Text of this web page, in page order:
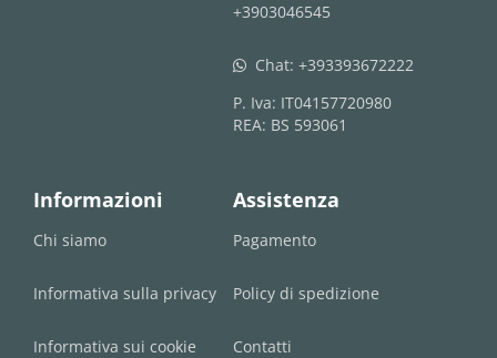
+3903046545
whatsapp Chat: +393393672222
P. Iva: IT04157720980
REA: BS 593061
Informazioni
Chi siamo
Informativa sulla privacy
Informativa sui cookie
Assistenza
Pagamento
Policy di spedizione
Contatti